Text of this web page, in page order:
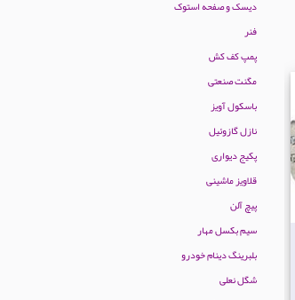
دیسک و صفحه استوک
فنر
پمپ کف کش
مگنت صنعتی
باسکول آویز
نازل گازوئیل
پکیج دیواری
قلاویز ماشینی
پیچ آلن
سیم بکسل مهار
بلبرینگ دینام خودرو
شگل نعلی